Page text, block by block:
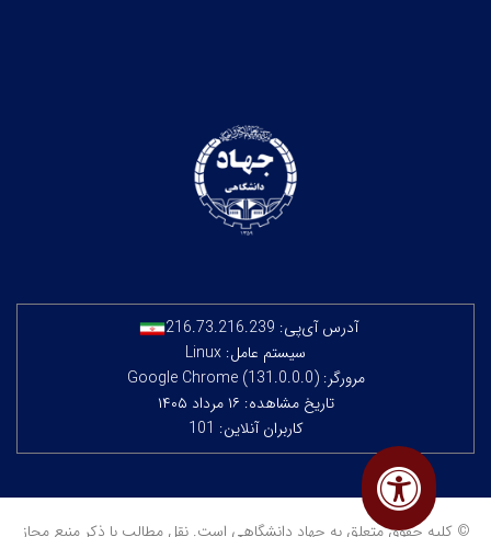
آدرس آی‌پی: 216.73.216.239
سیستم عامل: Linux
مرورگر: Google Chrome (131.0.0.0)
تاریخ مشاهده: ۱۶ مرداد ۱۴۰۵
کاربران آنلاین: 101
© کلیه حقوق متعلق به جهاد دانشگاهی است. نقل مطالب با ذکر منبع مجاز